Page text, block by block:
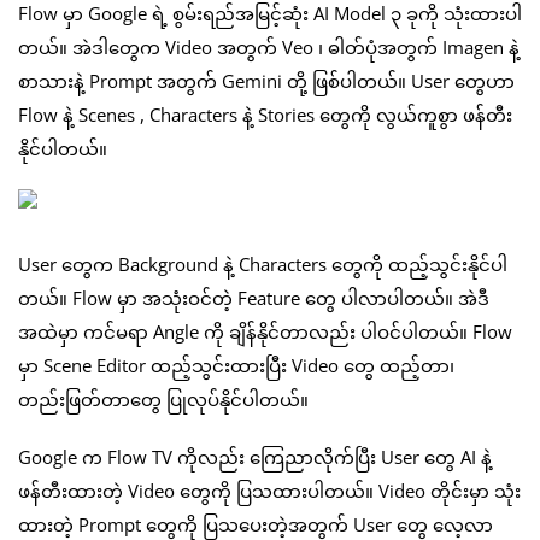
Flow မှာ Google ရဲ့ စွမ်းရည်အမြင့်ဆုံး AI Model ၃ ခုကို သုံးထားပါ
တယ်။ အဲဒါတွေက Video အတွက် Veo ၊ ဓါတ်ပုံအတွက် Imagen နဲ့
စာသားနဲ့ Prompt အတွက် Gemini တို့ ဖြစ်ပါတယ်။ User တွေဟာ
Flow နဲ့ Scenes , Characters နဲ့ Stories တွေကို လွယ်ကူစွာ ဖန်တီး
နိုင်ပါတယ်။
User တွေက Background နဲ့ Characters တွေကို ထည့်သွင်းနိုင်ပါ
တယ်။ Flow မှာ အသုံးဝင်တဲ့ Feature တွေ ပါလာပါတယ်။ အဲဒီ
အထဲမှာ ကင်မရာ Angle ကို ချိန်နိုင်တာလည်း ပါဝင်ပါတယ်။ Flow
မှာ Scene Editor ထည့်သွင်းထားပြီး Video တွေ ထည့်တာ၊
တည်းဖြတ်တာတွေ ပြုလုပ်နိုင်ပါတယ်။
Google က Flow TV ကိုလည်း ကြေညာလိုက်ပြီး User တွေ AI နဲ့
ဖန်တီးထားတဲ့ Video တွေကို ပြသထားပါတယ်။ Video တိုင်းမှာ သုံး
ထားတဲ့ Prompt တွေကို ပြသပေးတဲ့အတွက် User တွေ လေ့လာ